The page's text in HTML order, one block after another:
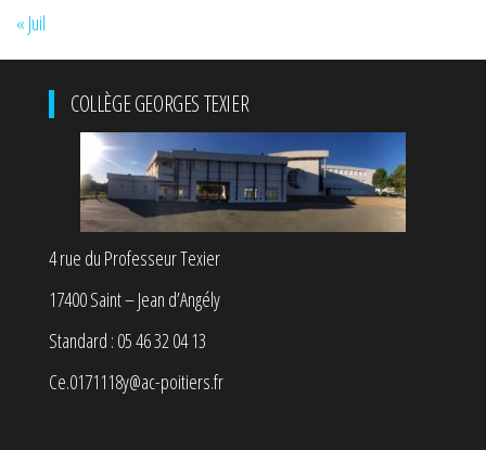
« Juil
COLLÈGE GEORGES TEXIER
4 rue du Professeur Texier
17400 Saint – Jean d’Angély
Standard : 05 46 32 04 13
Ce.0171118y@ac-poitiers.fr